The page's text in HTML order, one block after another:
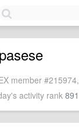
member
activity rank